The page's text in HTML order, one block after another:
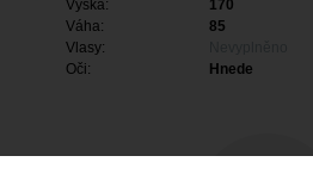
Výška:
170
Váha:
85
Vlasy:
Oči:
Hnede